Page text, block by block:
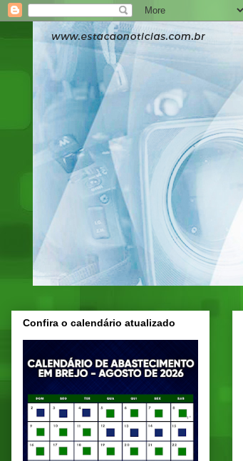
Confira o calendário atualizado